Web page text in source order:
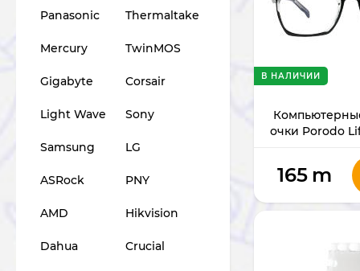
очки Porodo
В НАЛИЧИИ
165 m
Panasonic Thermaltake
Mercury TwinMOS
Gigabyte Corsair
Light Wave Sony
Samsung LG
ASRock PNY
AMD Hikvision
Dahua Crucial